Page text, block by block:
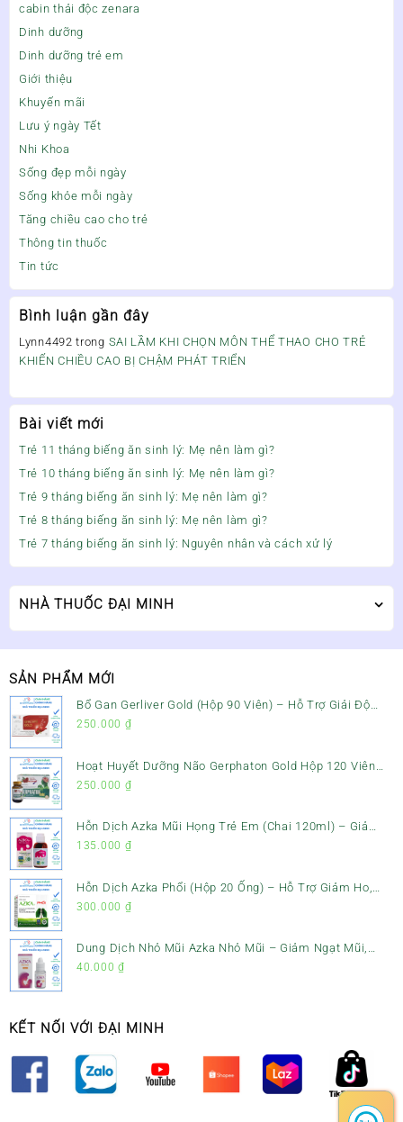
cabin thải độc zenara
Dinh dưỡng
Dinh dưỡng trẻ em
Giới thiệu
Khuyến mãi
Lưu ý ngày Tết
Nhi Khoa
Sống đẹp mỗi ngày
Sống khỏe mỗi ngày
Tăng chiều cao cho trẻ
Thông tin thuốc
Tin tức
Bình luận gần đây
Lynn4492 trong SAI LẦM KHI CHỌN MÔN THỂ THAO CHO TRẺ
KHIẾN CHIỀU CAO BỊ CHẬM PHÁT TRIỂN
Bài viết mới
Trẻ 11 tháng biếng ăn sinh lý: Mẹ nên làm gì?
Trẻ 10 tháng biếng ăn sinh lý: Mẹ nên làm gì?
Trẻ 9 tháng biếng ăn sinh lý: Mẹ nên làm gì?
Trẻ 8 tháng biếng ăn sinh lý: Mẹ nên làm gì?
Trẻ 7 tháng biếng ăn sinh lý: Nguyên nhân và cách xử lý
NHÀ THUỐC ĐẠI MINH
SẢN PHẨM MỚI
Bổ Gan Gerliver Gold (Hộp 90 Viên) – Hỗ Trợ Giải Độc
Gan, Mát Gan & Bảo Vệ Gan
250.000 ₫
Hoạt Huyết Dưỡng Não Gerphaton Gold Hộp 120 Viên
– Giảm Đau Đầu, Hoa Mắt, Chóng Mặt & Rối Loạn Tiền
250.000 ₫
Hỗn Dịch Azka Mũi Họng Trẻ Em (Chai 120ml) – Giảm
Ho, Tiêu Đờm & Đau Rát Họng
135.000 ₫
Hỗn Dịch Azka Phổi (Hộp 20 Ống) – Hỗ Trợ Giảm Ho,
Tiêu Đờm & Bổ Phổi
300.000 ₫
Dung Dịch Nhỏ Mũi Azka Nhỏ Mũi – Giảm Ngạt Mũi,
Sổ Mũi Cho Trẻ Sơ Sinh
40.000 ₫
KẾT NỐI VỚI ĐẠI MINH